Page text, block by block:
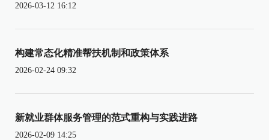
2026-03-12 16:12
构建常态化精准帮扶机制和政策体系
2026-02-24 09:32
新就业群体服务管理的范式重构与实践进路
2026-02-09 14:25